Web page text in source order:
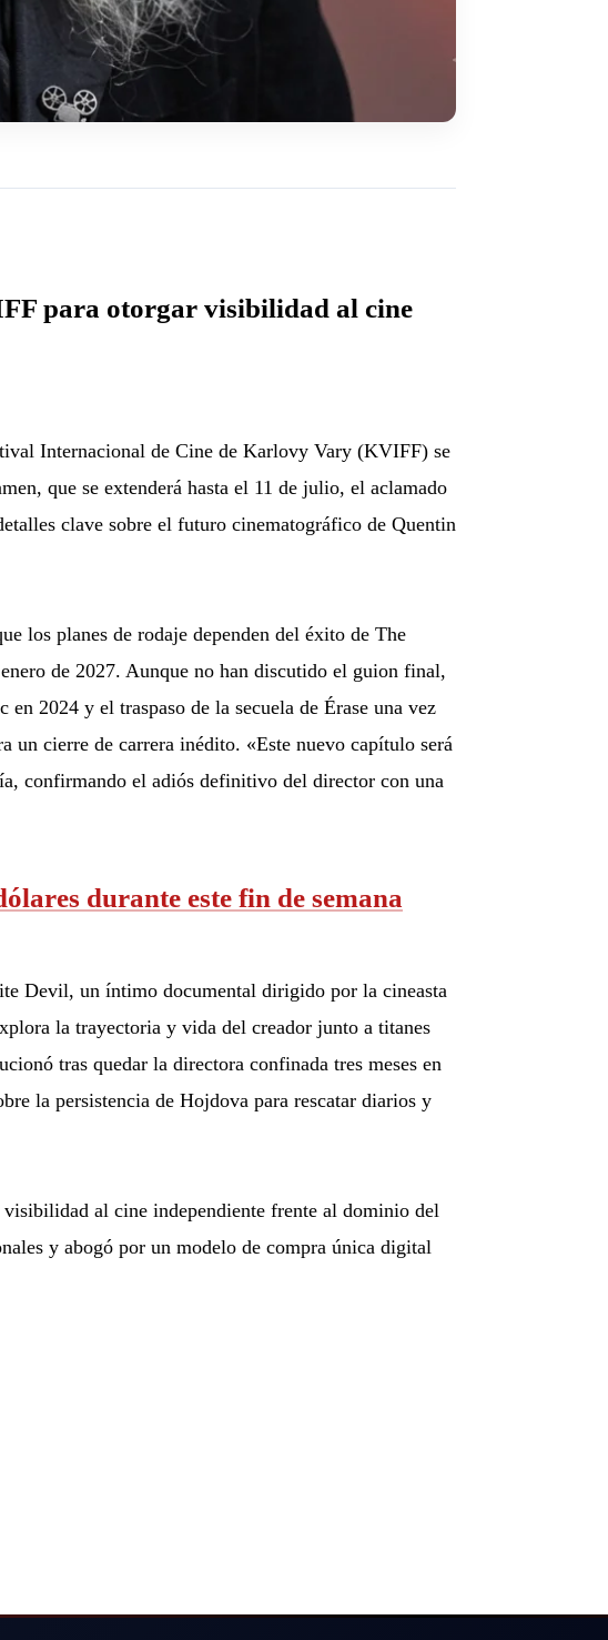
para otorgar visibilidad al cine
Internacional de Cine de Karlovy Vary (KVIFF) se
que se extenderá hasta el 11 de julio, el aclamado
clave sobre el futuro cinematográfico de Quentin
los planes de rodaje dependen del éxito de The
de 2027. Aunque no han discutido el guion final,
2024 y el traspaso de la secuela de Érase una vez
cierre de carrera inédito. «Este nuevo capítulo será
confirmando el adiós definitivo del director con una
durante este fin de semana
Devil, un íntimo documental dirigido por la cineasta
la trayectoria y vida del creador junto a titanes
tras quedar la directora confinada tres meses en
la persistencia de Hojdova para rescatar diarios y
al cine independiente frente al dominio del
y abogó por un modelo de compra única digital